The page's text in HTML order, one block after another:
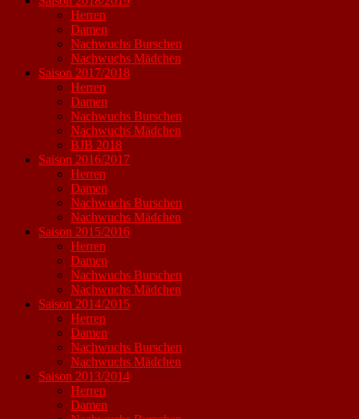
Herren
Damen
Nachwuchs Burschen
Nachwuchs Mädchen
Saison 2017/2018
Herren
Damen
Nachwuchs Burschen
Nachwuchs Mädchen
BJB 2018
Saison 2016/2017
Herren
Damen
Nachwuchs Burschen
Nachwuchs Mädchen
Saison 2015/2016
Herren
Damen
Nachwuchs Burschen
Nachwuchs Mädchen
Saison 2014/2015
Herren
Damen
Nachwuchs Burschen
Nachwuchs Mädchen
Saison 2013/2014
Herren
Damen